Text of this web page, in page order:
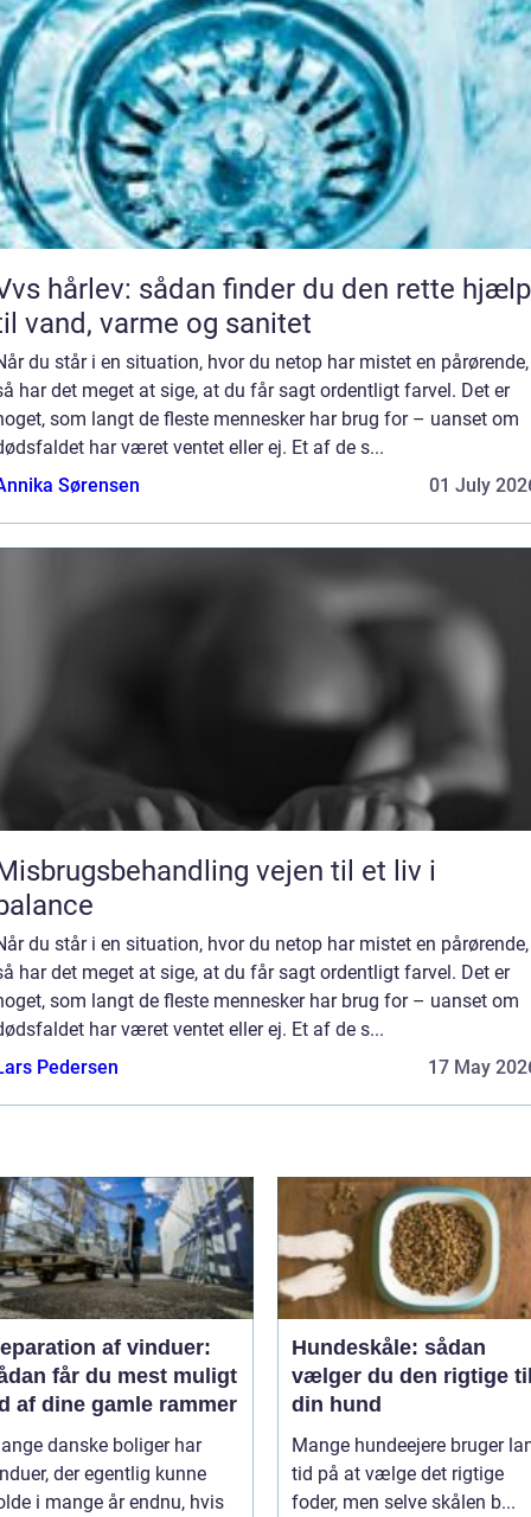
hårlev: sådan finder du den rette hjælp
vand, varme og sanitet
du står i en situation, hvor du netop har mistet en pårørende,
har det meget at sige, at du får sagt ordentligt farvel. Det er
som langt de fleste mennesker har brug for – uanset om
har været ventet eller ej. Et af de s...
Sørensen
01 July
vejen til et liv i
du står i en situation, hvor du netop har mistet en pårørende,
har det meget at sige, at du får sagt ordentligt farvel. Det er
som langt de fleste mennesker har brug for – uanset om
har været ventet eller ej. Et af de s...
Pedersen
17 May
af vinduer:
får du mest muligt
af dine gamle rammer
danske boliger har
der egentlig kunne
i mange år endnu, hvis
Hundeskåle: sådan
vælger du den rigtige
din hund
Mange hundeejere bruger
tid på at vælge det rigtige
foder, men selve skålen b...